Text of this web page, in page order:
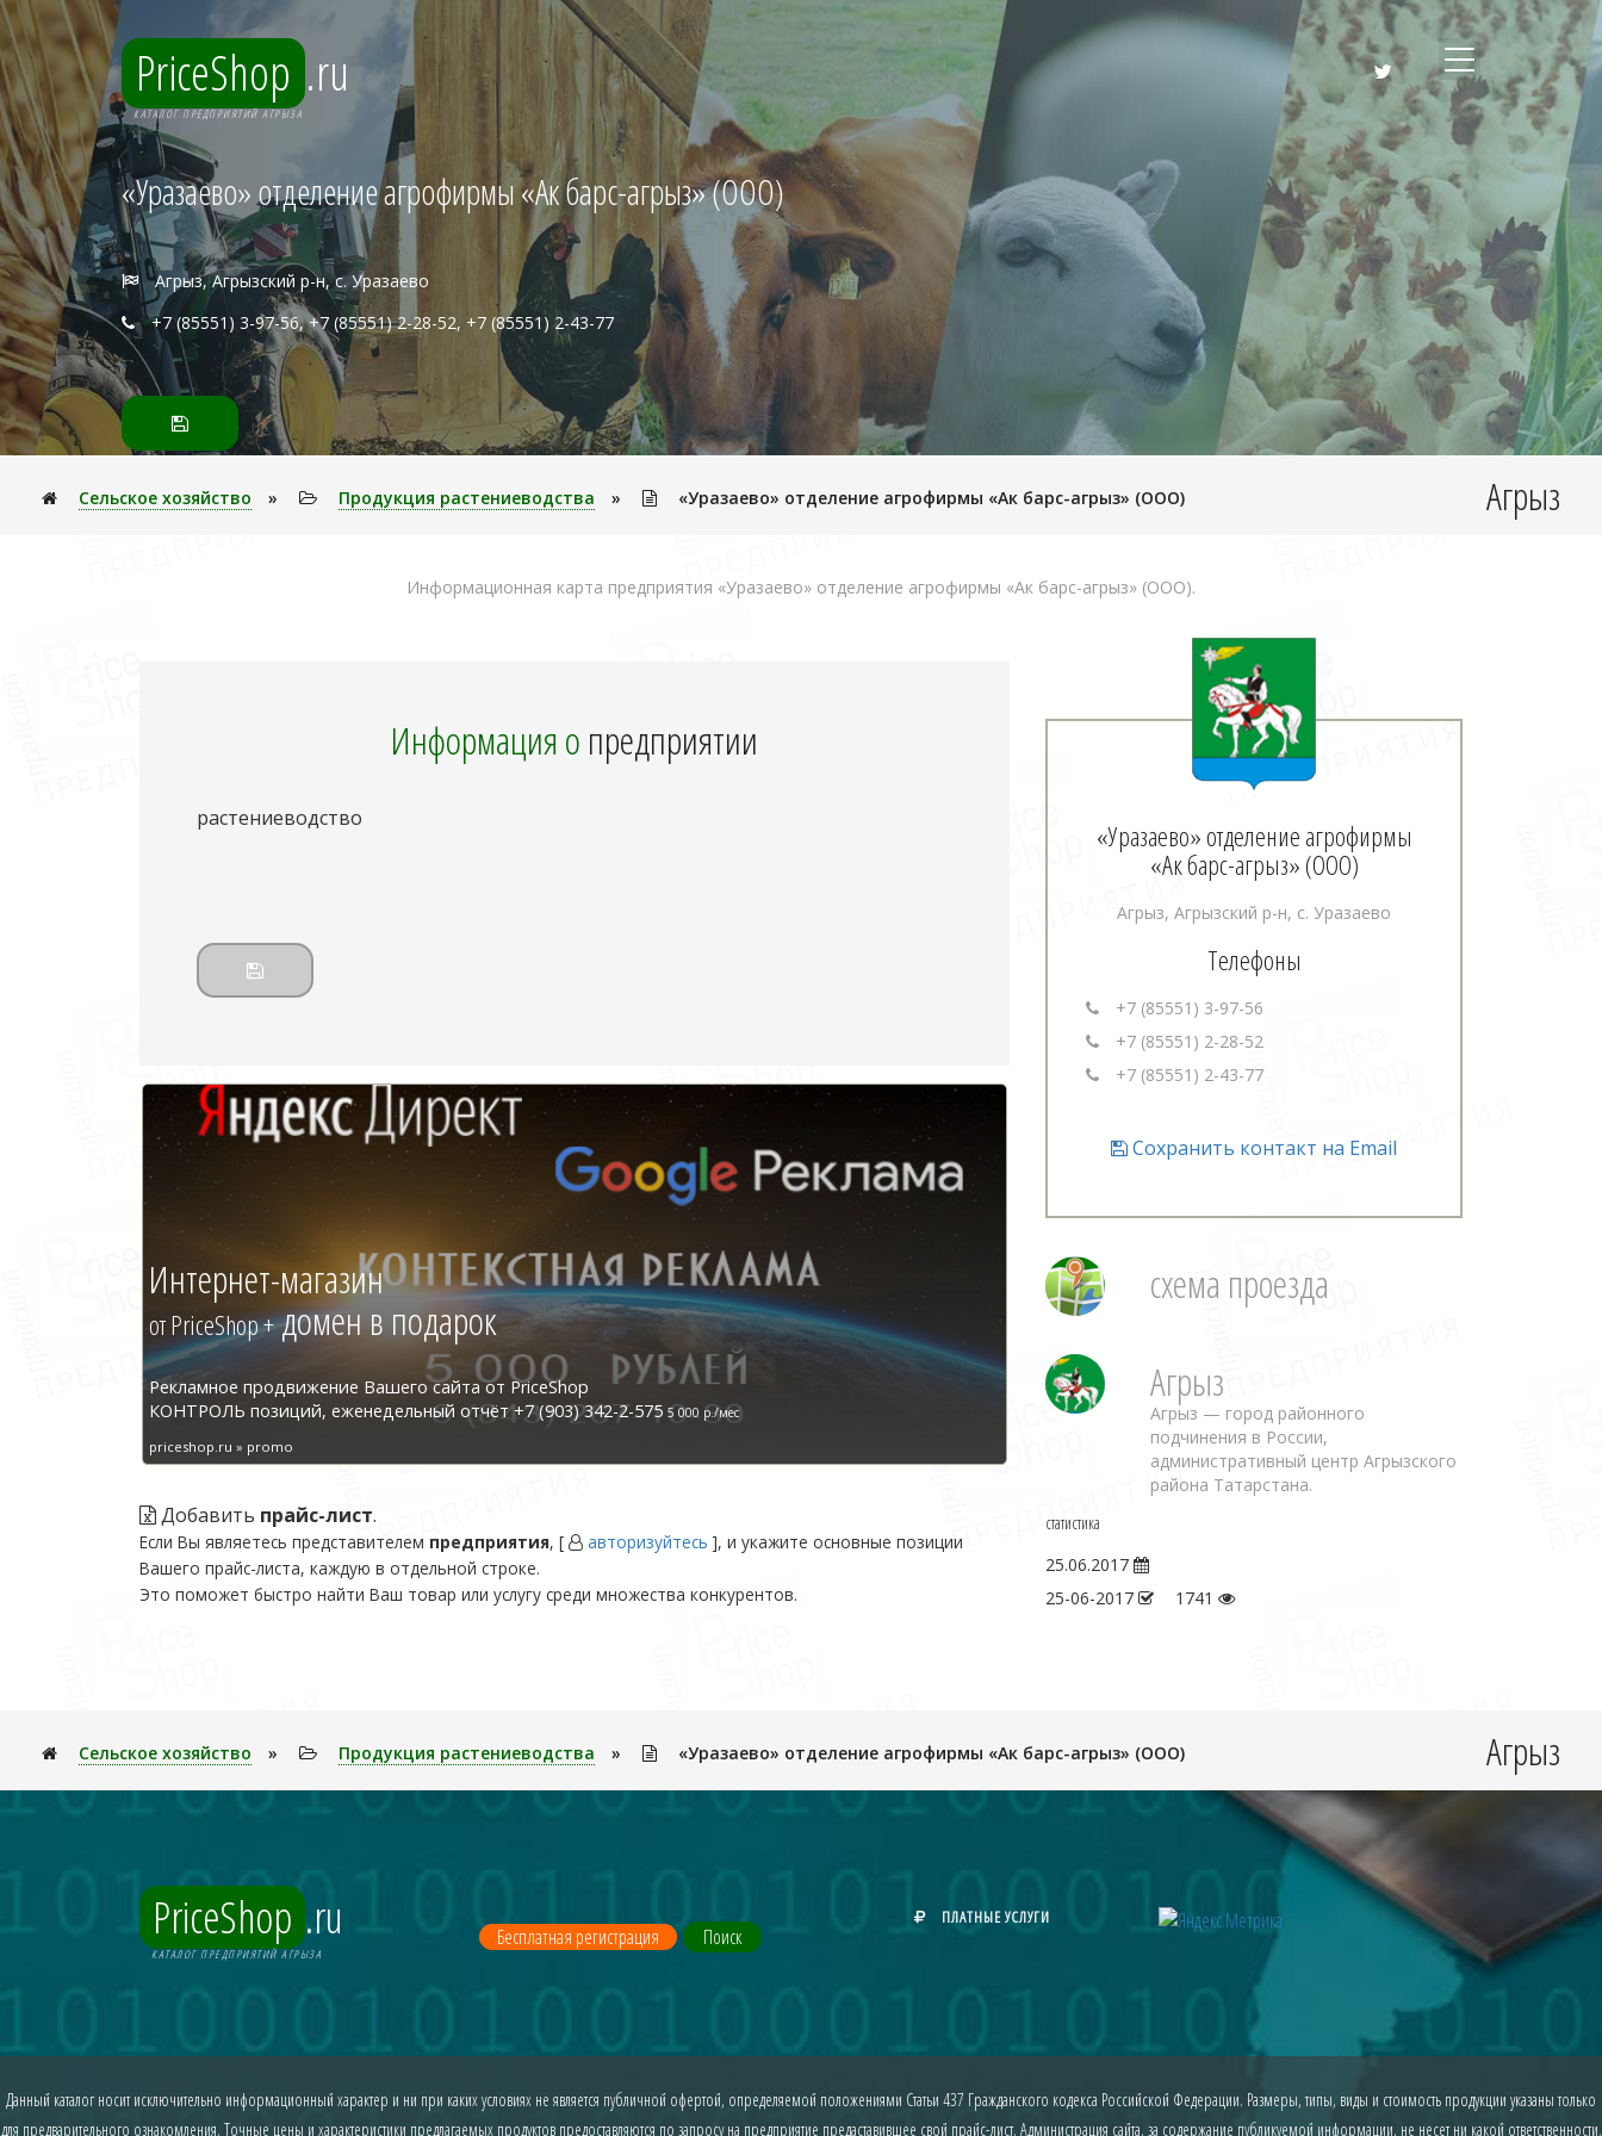
PriceShop .ru
КАТАЛОГ ПРЕДПРИЯТИЙ АГРЫЗА
«Уразаево» отделение агрофирмы «Ак барс-агрыз» (ООО)
Агрыз, Агрызский р-н, с. Уразаево
+7 (85551) 3-97-56, +7 (85551) 2-28-52, +7 (85551) 2-43-77
Сельское хозяйство » Продукция растениеводства » «Уразаево» отделение агрофирмы «Ак барс-агрыз» (ООО) Агрыз
Информационная карта предприятия «Уразаево» отделение агрофирмы «Ак барс-агрыз» (ООО).
Информация о предприятии
растениеводство
Интернет-магазин
от PriceShop +домен в подарок
Рекламное продвижение Вашего сайта от PriceShop
КОНТРОЛЬ позиций, еженедельный отчёт +7 (903) 342-2-575 5 000 р./мес
priceshop.ru » promo
Добавить прайс-лист.
Если Вы являетесь представителем предприятия, [ авторизуйтесь ], и укажите основные позиции
Вашего прайс-листа, каждую в отдельной строке.
Это поможет быстро найти Ваш товар или услугу среди множества конкурентов.
«Уразаево» отделение агрофирмы
«Ак барс-агрыз» (ООО)
Агрыз, Агрызский р-н, с. Уразаево
Телефоны
+7 (85551) 3-97-56
+7 (85551) 2-28-52
+7 (85551) 2-43-77
Сохранить контакт на Email
схема проезда
Агрыз
Агрыз — город районного
подчинения в России,
административный центр Агрызского
района Татарстана.
статистика
25.06.2017
25-06-2017
1741
Сельское хозяйство » Продукция растениеводства » «Уразаево» отделение агрофирмы «Ак барс-агрыз» (ООО) Агрыз
PriceShop .ru
КАТАЛОГ ПРЕДПРИЯТИЙ АГРЫЗА
Бесплатная регистрация Поиск
ПЛАТНЫЕ УСЛУГИ
Данный каталог носит исключительно информационный характер и ни при каких условиях не является публичной офертой, определяемой положениями Статьи 437 Гражданского кодекса Российской Федерации. Размеры, типы, виды и стоимость продукции указаны только
для предварительного ознакомления. Точные цены и характеристики предлагаемых продуктов предоставляются по запросу на предприятие предаставившее свой прайс-лист. Администрация сайта, за содержание публикуемой информации, не несет ни какой ответственности.